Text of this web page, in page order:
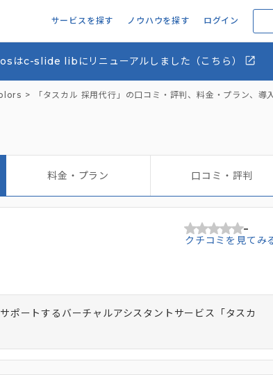
サービスを探す ノウハウを探す ログイン
はc-slide libにリニューアルしました（こちら）
「タスカル 採用代行」の口コミ・評判、料金・プラン、導
料金・プラン 口コミ・評判
-
クチコミを見てみ
ポートするバーチャルアシスタントサービス「タスカ